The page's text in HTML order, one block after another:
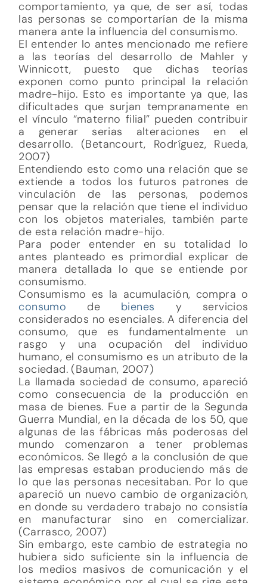
comportamiento, ya que, de ser así, todas
las personas se comportarían de la misma
manera ante la influencia del consumismo.
El entender lo antes mencionado me refiere
a las teorías del desarrollo de Mahler y
Winnicott, puesto que dichas teorías
exponen como punto principal la relación
madre-hijo. Esto es importante ya que, las
dificultades que surjan tempranamente en
el vínculo “materno filial” pueden contribuir
a generar serias alteraciones en el
desarrollo. (Betancourt, Rodríguez, Rueda,
2007)
Entendiendo esto como una relación que se
extiende a todos los futuros patrones de
vinculación de las personas, podemos
pensar que la relación que tiene el individuo
con los objetos materiales, también parte
de esta relación madre-hijo.
Para poder entender en su totalidad lo
antes planteado es primordial explicar de
manera detallada lo que se entiende por
consumismo.
Consumismo es la acumulación, compra o
consumo de bienes y servicios
considerados no esenciales. A diferencia del
consumo, que es fundamentalmente un
rasgo y una ocupación del individuo
humano, el consumismo es un atributo de la
sociedad. (Bauman, 2007)
La llamada sociedad de consumo, apareció
como consecuencia de la producción en
masa de bienes. Fue a partir de la Segunda
Guerra Mundial, en la década de los 50, que
algunas de las fábricas más poderosas del
mundo comenzaron a tener problemas
económicos. Se llegó a la conclusión de que
las empresas estaban produciendo más de
lo que las personas necesitaban. Por lo que
apareció un nuevo cambio de organización,
en donde su verdadero trabajo no consistía
en manufacturar sino en comercializar.
(Carrasco, 2007)
Sin embargo, este cambio de estrategia no
hubiera sido suficiente sin la influencia de
los medios masivos de comunicación y el